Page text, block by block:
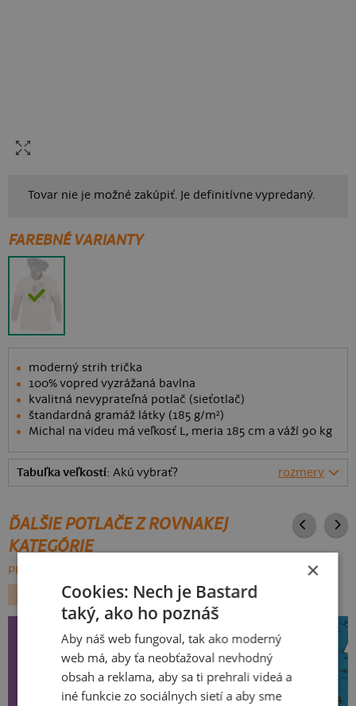
Tovar nie je možné zakúpiť. Je definitívne vypredaný.
FAREBNÉ VARIANTY
moderný strih trička
100% vopred vyzrážaná bavlna
kvalitná nevyprateľná potlač (sieťotlač)
štandardná gramáž látky (185 g/m²)
Michal na videu má veľkosť L, meria 185 cm a váží 90 kg
Tabuľka veľkostí: Akú vybrať? rozmery
ĎALŠIE POTLAČE Z ROVNAKEJ
KATEGÓRIE
PREHĽADÁVAŤ VŠETKO:
TURISTIKA
×
Cookies: Nech je Bastard
taký, ako ho poznáš
Aby náš web fungoval, tak ako moderný
web má, aby ťa neobťažoval nevhodný
obsah a reklama, aby sa ti prehrali videá a
iné funkcie zo sociálnych sietí a aby sme